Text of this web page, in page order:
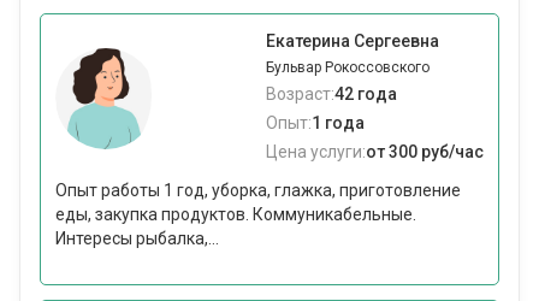
Екатерина Сергеевна
Бульвар Рокоссовского
Возраст:42 года
Опыт:1 года
Цена услуги:от 300 руб/час
Опыт работы 1 год, уборка, глажка, приготовление
еды, закупка продуктов. Коммуникабельные.
Интересы рыбалка,...